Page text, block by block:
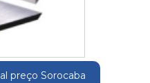
preço Sorocaba